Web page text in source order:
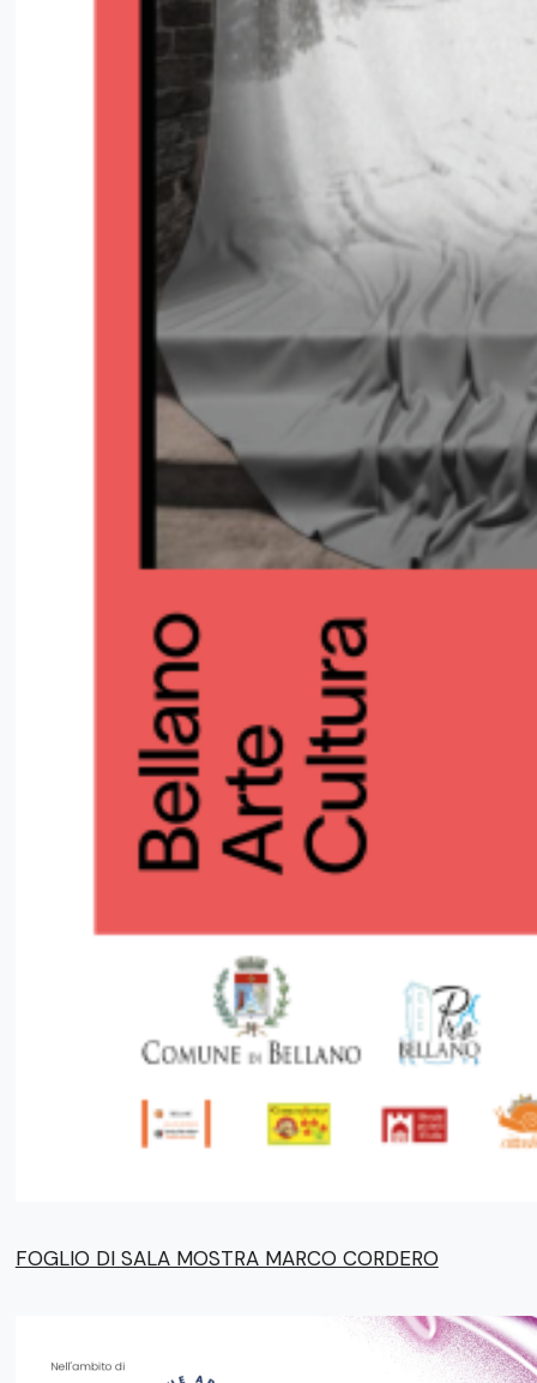
FOGLIO DI SALA MOSTRA MARCO CORDERO